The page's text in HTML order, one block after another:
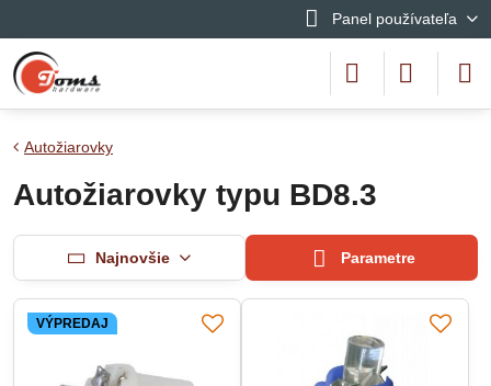
Panel používateľa
Autožiarovky
Autožiarovky typu BD8.3
Najnovšie Parametre
VÝPREDAJ